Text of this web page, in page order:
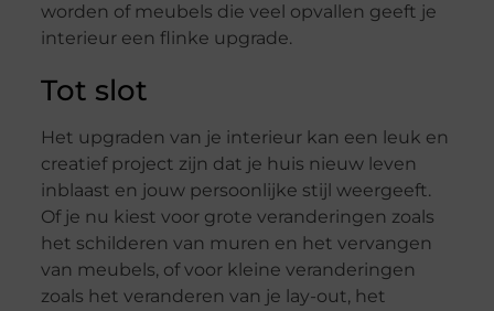
worden of meubels die veel opvallen geeft je
interieur een flinke upgrade.
Tot slot
Het upgraden van je interieur kan een leuk en
creatief project zijn dat je huis nieuw leven
inblaast en jouw persoonlijke stijl weergeeft.
Of je nu kiest voor grote veranderingen zoals
het schilderen van muren en het vervangen
van meubels, of voor kleine veranderingen
zoals het veranderen van je lay-out, het